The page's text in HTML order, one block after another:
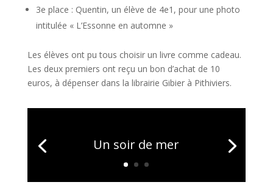
3e place : Quentin, un élève de 4e1, pour une photo
intitulée « L’Essonne en automne »
Les élèves ont pu tous choisir un livre comme cadeau.
Les deux premiers ont reçu un bon d’achat de 10
euros, à dépenser dans la librairie Gibier à Pithiviers.
Un soir de mer